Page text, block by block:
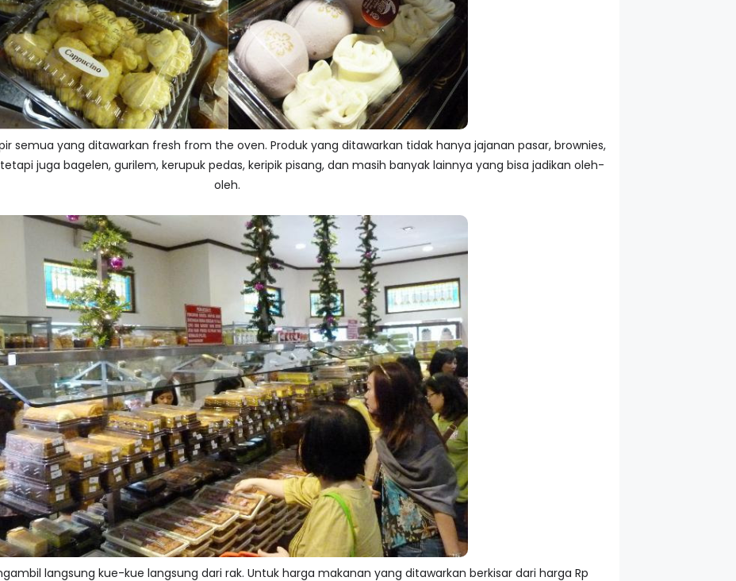
semua yang ditawarkan fresh from the oven. Produk yang ditawarkan tidak hanya jajanan pasar, brownies,
juga bagelen, gurilem, kerupuk pedas, keripik pisang, dan masih banyak lainnya yang bisa jadikan oleh-
oleh.
langsung kue-kue langsung dari rak. Untuk harga makanan yang ditawarkan berkisar dari harga Rp